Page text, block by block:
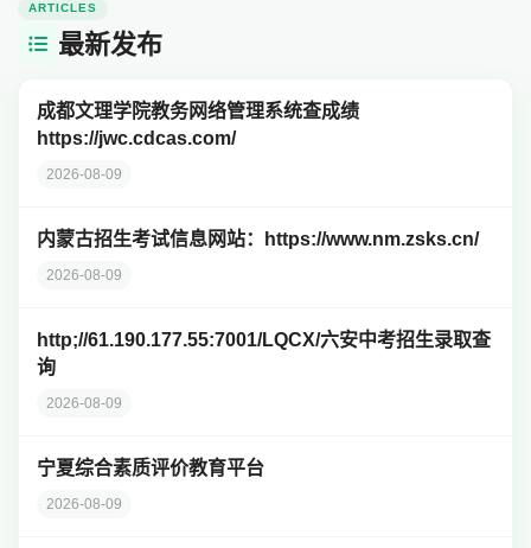
ARTICLES
最新发布
成都文理学院教务网络管理系统查成绩
https://jwc.cdcas.com/
2026-08-09
内蒙古招生考试信息网站：https://www.nm.zsks.cn/
2026-08-09
http;//61.190.177.55:7001/LQCX/六安中考招生录取查
询
2026-08-09
宁夏综合素质评价教育平台
2026-08-09